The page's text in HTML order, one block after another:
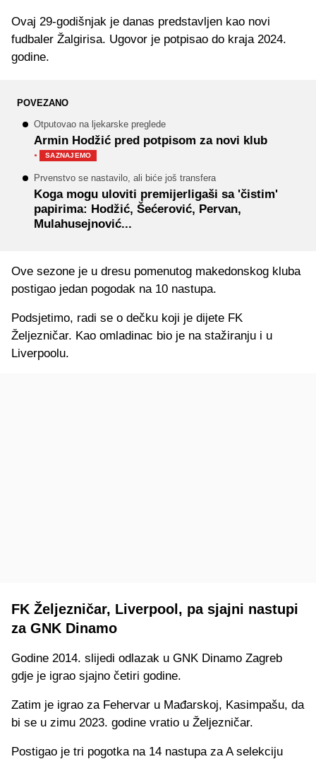
Ovaj 29-godišnjak je danas predstavljen kao novi
fudbaler Žalgirisa. Ugovor je potpisao do kraja 2024.
godine.
POVEZANO
Otputovao na ljekarske preglede
Armin Hodžić pred potpisom za novi klub
· SAZNAJEMO
Prvenstvo se nastavilo, ali biće još transfera
Koga mogu uloviti premijerligaši sa 'čistim'
papirima: Hodžić, Šećerović, Pervan,
Mulahusejnović...
Ove sezone je u dresu pomenutog makedonskog kluba
postigao jedan pogodak na 10 nastupa.
Podsjetimo, radi se o dečku koji je dijete FK
Željezničar. Kao omladinac bio je na stažiranju i u
Liverpoolu.
FK Željezničar, Liverpool, pa sjajni nastupi
za GNK Dinamo
Godine 2014. slijedi odlazak u GNK Dinamo Zagreb
gdje je igrao sjajno četiri godine.
Zatim je igrao za Fehervar u Mađarskoj, Kasimpašu, da
bi se u zimu 2023. godine vratio u Željezničar.
Postigao je tri pogotka na 14 nastupa za A selekciju